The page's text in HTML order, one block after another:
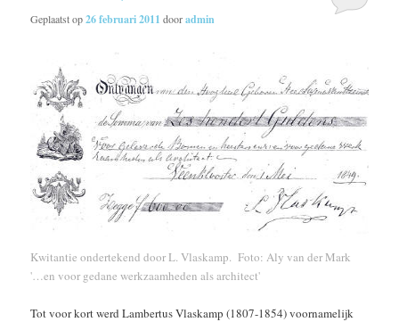
Geplaatst op26 februari 2011 dooradmin
Kwitantie ondertekend door L. Vlaskamp. Foto: Aly van der Mark
'…en voor gedane werkzaamheden als architect'
Tot voor kort werd Lambertus Vlaskamp (1807-1854) voornamelijk